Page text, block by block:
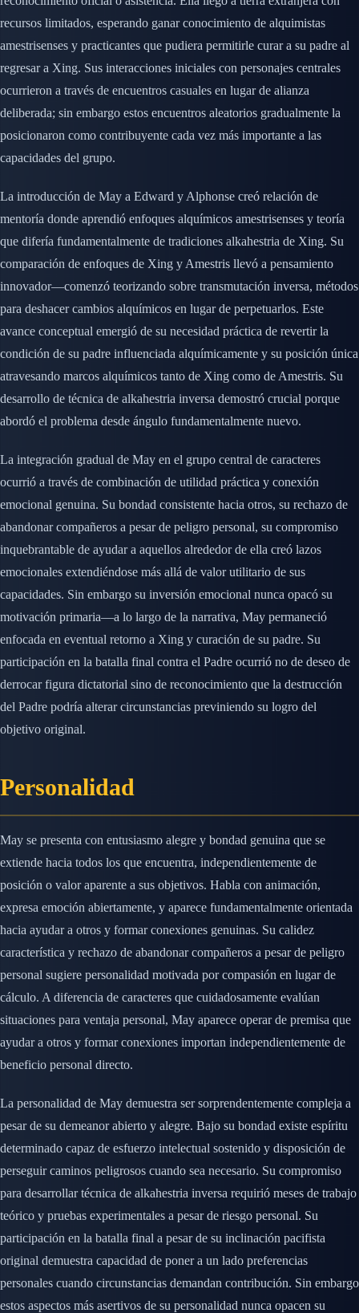
recursos limitados, esperando ganar conocimiento de alquimistas
amestrisenses y practicantes que pudiera permitirle curar a su padre al
regresar a Xing. Sus interacciones iniciales con personajes centrales
ocurrieron a través de encuentros casuales en lugar de alianza
deliberada; sin embargo estos encuentros aleatorios gradualmente la
posicionaron como contribuyente cada vez más importante a las
capacidades del grupo.
La introducción de May a Edward y Alphonse creó relación de
mentoría donde aprendió enfoques alquímicos amestrisenses y teoría
que difería fundamentalmente de tradiciones alkahestria de Xing. Su
comparación de enfoques de Xing y Amestris llevó a pensamiento
innovador—comenzó teorizando sobre transmutación inversa, métodos
para deshacer cambios alquímicos en lugar de perpetuarlos. Este
avance conceptual emergió de su necesidad práctica de revertir la
condición de su padre influenciada alquímicamente y su posición única
atravesando marcos alquímicos tanto de Xing como de Amestris. Su
desarrollo de técnica de alkahestria inversa demostró crucial porque
abordó el problema desde ángulo fundamentalmente nuevo.
La integración gradual de May en el grupo central de caracteres
ocurrió a través de combinación de utilidad práctica y conexión
emocional genuina. Su bondad consistente hacia otros, su rechazo de
abandonar compañeros a pesar de peligro personal, su compromiso
inquebrantable de ayudar a aquellos alrededor de ella creó lazos
emocionales extendiéndose más allá de valor utilitario de sus
capacidades. Sin embargo su inversión emocional nunca opacó su
motivación primaria—a lo largo de la narrativa, May permaneció
enfocada en eventual retorno a Xing y curación de su padre. Su
participación en la batalla final contra el Padre ocurrió no de deseo de
derrocar figura dictatorial sino de reconocimiento que la destrucción
del Padre podría alterar circunstancias previniendo su logro del
objetivo original.
Personalidad
May se presenta con entusiasmo alegre y bondad genuina que se
extiende hacia todos los que encuentra, independientemente de
posición o valor aparente a sus objetivos. Habla con animación,
expresa emoción abiertamente, y aparece fundamentalmente orientada
hacia ayudar a otros y formar conexiones genuinas. Su calidez
característica y rechazo de abandonar compañeros a pesar de peligro
personal sugiere personalidad motivada por compasión en lugar de
cálculo. A diferencia de caracteres que cuidadosamente evalúan
situaciones para ventaja personal, May aparece operar de premisa que
ayudar a otros y formar conexiones importan independientemente de
beneficio personal directo.
La personalidad de May demuestra ser sorprendentemente compleja a
pesar de su demeanor abierto y alegre. Bajo su bondad existe espíritu
determinado capaz de esfuerzo intelectual sostenido y disposición de
perseguir caminos peligrosos cuando sea necesario. Su compromiso
para desarrollar técnica de alkahestria inversa requirió meses de trabajo
teórico y pruebas experimentales a pesar de riesgo personal. Su
participación en la batalla final a pesar de su inclinación pacifista
original demuestra capacidad de poner a un lado preferencias
personales cuando circunstancias demandan contribución. Sin embargo
estos aspectos más asertivos de su personalidad nunca opacen su